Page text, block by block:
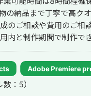
の納品まで丁寧で高ク
のご相談や費用のご相
内と制作期間で制作で
な対応が可能です。ど
Adobe Premiere
数：5）